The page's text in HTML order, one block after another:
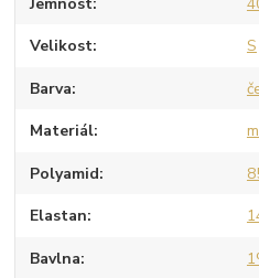
Velikost S
Barva
Materiál
Polyamid
Elastan
Bavlna